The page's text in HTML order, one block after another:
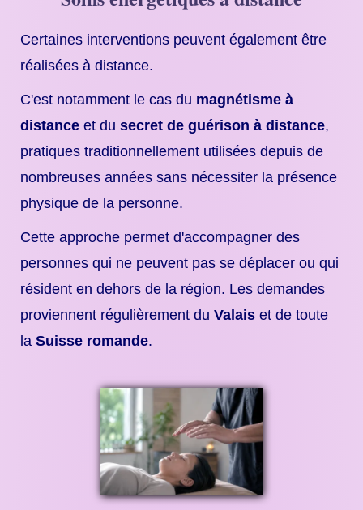
Certaines interventions peuvent également être
réalisées à distance.
C'est notamment le cas du magnétisme à
distance et du secret de guérison à distance,
pratiques traditionnellement utilisées depuis de
nombreuses années sans nécessiter la présence
physique de la personne.
Cette approche permet d'accompagner des
personnes qui ne peuvent pas se déplacer ou qui
résident en dehors de la région. Les demandes
proviennent régulièrement du Valais et de toute
la Suisse romande.